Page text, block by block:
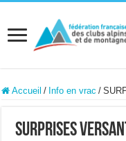
Accueil / Info en vrac /
SURPRISES